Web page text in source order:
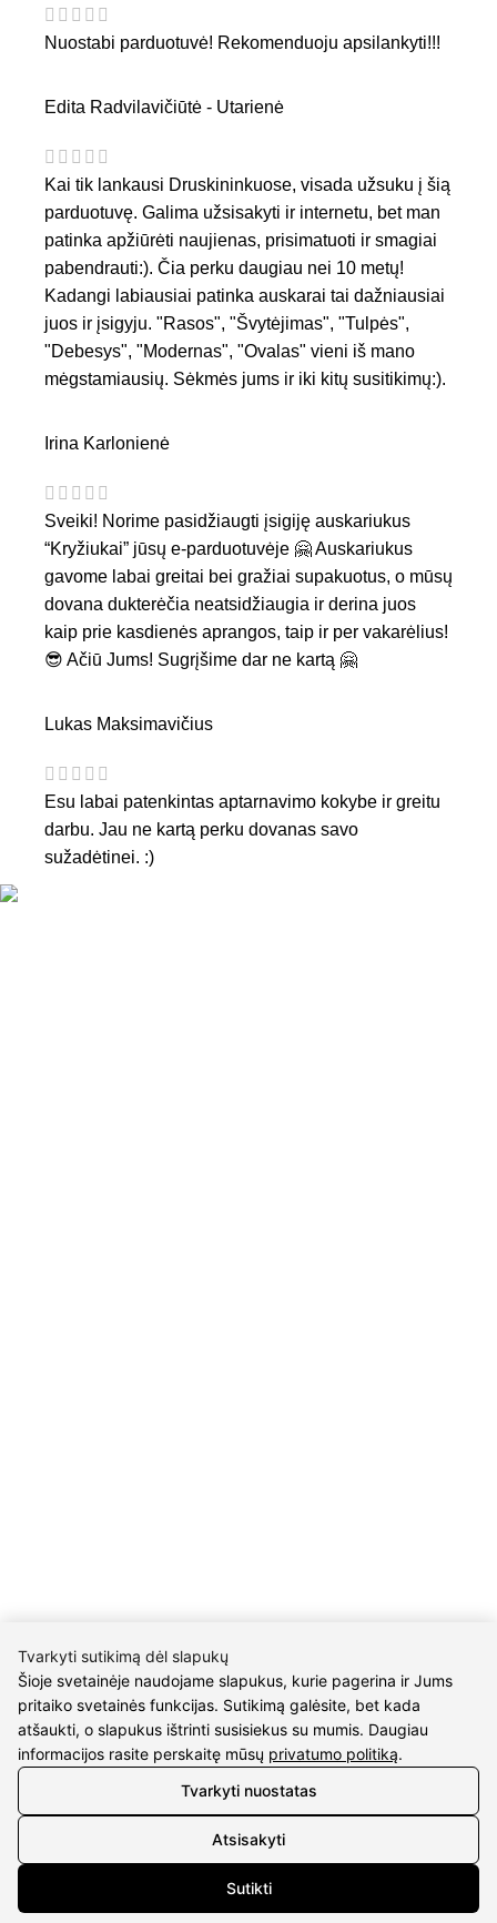
Nuostabi parduotuvė! Rekomenduoju apsilankyti!!!
Edita Radvilavičiūtė - Utarienė
Kai tik lankausi Druskininkuose, visada užsuku į šią
parduotuvę. Galima užsisakyti ir internetu, bet man
patinka apžiūrėti naujienas, prisimatuoti ir smagiai
pabendrauti:). Čia perku daugiau nei 10 metų!
Kadangi labiausiai patinka auskarai tai dažniausiai
juos ir įsigyju. "Rasos", "Švytėjimas", "Tulpės",
"Debesys", "Modernas", "Ovalas" vieni iš mano
mėgstamiausių. Sėkmės jums ir iki kitų susitikimų:).
Irina Karlonienė
Sveiki! Norime pasidžiaugti įsigiję auskariukus
“Kryžiukai” jūsų e-parduotuvėje 🤗 Auskariukus
gavome labai greitai bei gražiai supakuotus, o mūsų
dovana dukterėčia neatsidžiaugia ir derina juos
kaip prie kasdienės aprangos, taip ir per vakarėlius!
😎 Ačiū Jums! Sugrįšime dar ne kartą 🤗
Lukas Maksimavičius
Esu labai patenkintas aptarnavimo kokybe ir greitu
darbu. Jau ne kartą perku dovanas savo
sužadėtinei. :)
Apie mus
Susipažink su kūrėjais
Kontaktai
2026 © visos teisės saugomos | Eidvina, UAB
Tvarkyti sutikimą dėl slapukų
Šioje svetainėje naudojame slapukus, kurie pagerina ir Jums
pritaiko svetainės funkcijas. Sutikimą galėsite, bet kada
atšaukti, o slapukus ištrinti susisiekus su mumis. Daugiau
informacijos rasite perskaitę mūsų privatumo politiką.
Tvarkyti nuostatas
Atsisakyti
Sutikti